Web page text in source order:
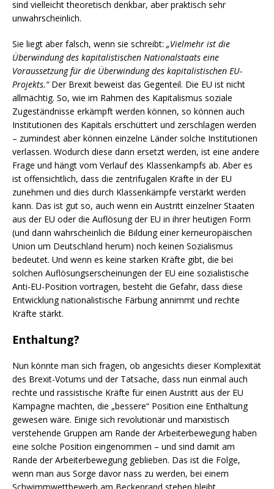
sind vielleicht theoretisch denkbar, aber praktisch sehr
unwahrscheinlich.
Sie liegt aber falsch, wenn sie schreibt: „Vielmehr ist die
Überwindung des kapitalistischen Nationalstaats eine
Voraussetzung für die Überwindung des kapitalistischen EU-
Projekts.“Der Brexit beweist das Gegenteil. Die EU ist nicht
allmächtig. So, wie im Rahmen des Kapitalismus soziale
Zugeständnisse erkämpft werden können, so können auch
Institutionen des Kapitals erschüttert und zerschlagen werden
– zumindest aber können einzelne Länder solche Institutionen
verlassen. Wodurch diese dann ersetzt werden, ist eine andere
Frage und hängt vom Verlauf des Klassenkampfs ab. Aber es
ist offensichtlich, dass die zentrifugalen Kräfte in der EU
zunehmen und dies durch Klassenkämpfe verstärkt werden
kann. Das ist gut so, auch wenn ein Austritt einzelner Staaten
aus der EU oder die Auflösung der EU in ihrer heutigen Form
(und dann wahrscheinlich die Bildung einer kerneuropäischen
Union um Deutschland herum) noch keinen Sozialismus
bedeutet. Und wenn es keine starken Kräfte gibt, die bei
solchen Auflösungserscheinungen der EU eine sozialistische
Anti-EU-Position vortragen, besteht die Gefahr, dass diese
Entwicklung nationalistische Färbung annimmt und rechte
Kräfte stärkt.
Enthaltung?
Nun könnte man sich fragen, ob angesichts dieser Komplexität
des Brexit-Votums und der Tatsache, dass nun einmal auch
rechte und rassistische Kräfte für einen Austritt aus der EU
Kampagne machten, die „bessere“ Position eine Enthaltung
gewesen wäre. Einige sich revolutionär und marxistisch
verstehende Gruppen am Rande der Arbeiterbewegung haben
eine solche Position eingenommen – und sind damit am
Rande der Arbeiterbewegung geblieben. Das ist die Folge,
wenn man aus Sorge davor nass zu werden, bei einem